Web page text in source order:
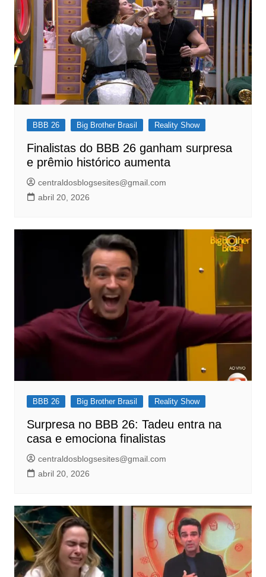
BBB 26 Big Brother Brasil Reality Show
Finalistas do BBB 26 ganham surpresa
e prêmio histórico aumenta
centraldosblogsesites@gmail.com
abril 20, 2026
BBB 26 Big Brother Brasil Reality Show
Surpresa no BBB 26: Tadeu entra na
casa e emociona finalistas
centraldosblogsesites@gmail.com
abril 20, 2026